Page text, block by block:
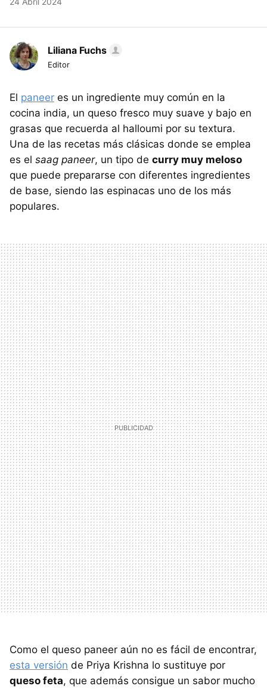
Liliana Fuchs
Editor
El paneer es un ingrediente muy común en la
cocina india, un queso fresco muy suave y bajo en
grasas que recuerda al halloumi por su textura.
Una de las recetas más clásicas donde se emplea
es el saag paneer, un tipo de curry muy meloso
que puede prepararse con diferentes ingredientes
de base, siendo las espinacas uno de los más
populares.
Como el queso paneer aún no es fácil de encontrar,
esta versión de Priya Krishna lo sustituye por
queso feta, que además consigue un sabor mucho